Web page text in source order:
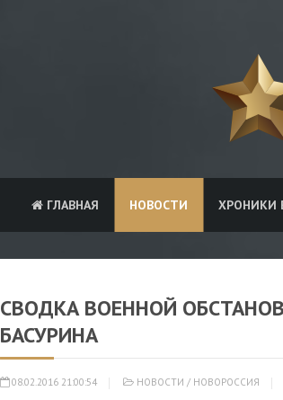
ГЛАВНАЯ НОВОСТИ ХРОНИКИ
СВОДКА ВОЕННОЙ
БАСУРИНА
08.02.2016 21:00:54 НОВОСТИ / НОВОРОССИЯ